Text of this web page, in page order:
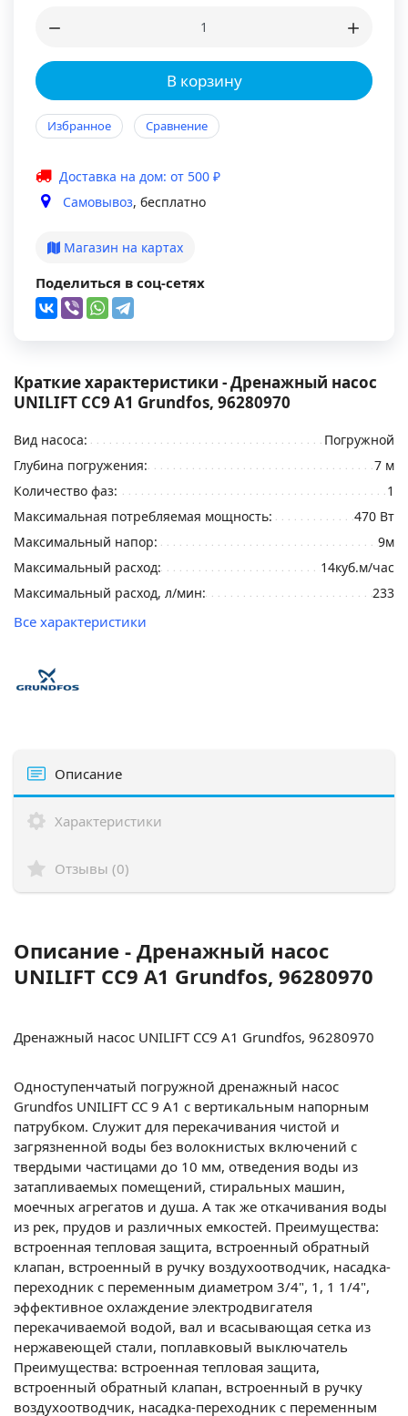
В корзину
Избранное Сравнение
Доставка на дом: от 500 ₽
Самовывоз, бесплатно
Магазин на картах
Поделиться в соц-сетях
Краткие характеристики - Дренажный насос
UNILIFT CC9 A1 Grundfos, 96280970
Вид насоса:
Погружной
Глубина погружения:
7 м
Количество фаз:
1
Максимальная потребляемая мощность:
470 Вт
Максимальный напор:
9м
Максимальный расход:
14куб.м/час
Максимальный расход, л/мин:
233
Все характеристики
Описание
Характеристики
Отзывы (0)
Описание - Дренажный насос
UNILIFT CC9 A1 Grundfos, 96280970
Дренажный насос UNILIFT CC9 A1 Grundfos, 96280970
Одноступенчатый погружной дренажный насос
Grundfos UNILIFT CC 9 A1 с вертикальным напорным
патрубком. Служит для перекачивания чистой и
загрязненной воды без волокнистых включений с
твердыми частицами до 10 мм, отведения воды из
затапливаемых помещений, стиральных машин,
моечных агрегатов и душа. А так же откачивания воды
из рек, прудов и различных емкостей. Преимущества:
встроенная тепловая защита, встроенный обратный
клапан, встроенный в ручку воздухоотводчик, насадка-
переходник с переменным диаметром 3/4", 1, 1 1/4",
эффективное охлаждение электродвигателя
перекачиваемой водой, вал и всасывающая сетка из
нержавеющей стали, поплавковый выключатель
Преимущества: встроенная тепловая защита,
встроенный обратный клапан, встроенный в ручку
воздухоотводчик, насадка-переходник с переменным